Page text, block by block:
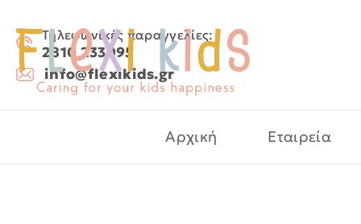
Τηλεφωνικές παραγγελίες:
2810 233095
info@flexikids.gr
Αρχική Εταιρεία